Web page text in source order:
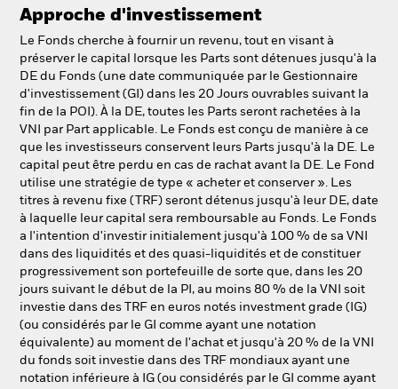
Approche d'investissement
Le Fonds cherche à fournir un revenu, tout en visant à
préserver le capital lorsque les Parts sont détenues jusqu'à la
DE du Fonds (une date communiquée par le Gestionnaire
d'investissement (GI) dans les 20 Jours ouvrables suivant la
fin de la POI). À la DE, toutes les Parts seront rachetées à la
VNI par Part applicable. Le Fonds est conçu de manière à ce
que les investisseurs conservent leurs Parts jusqu'à la DE. Le
capital peut être perdu en cas de rachat avant la DE. Le Fond
utilise une stratégie de type « acheter et conserver ». Les
titres à revenu fixe (TRF) seront détenus jusqu'à leur DE, date
à laquelle leur capital sera remboursable au Fonds. Le Fonds
a l'intention d'investir initialement jusqu'à 100 % de sa VNI
dans des liquidités et des quasi-liquidités et de constituer
progressivement son portefeuille de sorte que, dans les 20
jours suivant le début de la PI, au moins 80 % de la VNI soit
investie dans des TRF en euros notés investment grade (IG)
(ou considérés par le GI comme ayant une notation
équivalente) au moment de l'achat et jusqu'à 20 % de la VNI
du fonds soit investie dans des TRF mondiaux ayant une
notation inférieure à IG (ou considérés par le GI comme ayant